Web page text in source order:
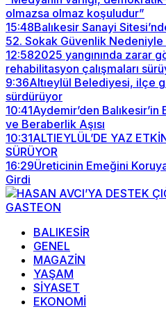
olmazsa olmaz koşuludur”
15:48Balıkesir Sanayi
52. Sokak Güvenlik Nedeniyle
12:582025 yangınında zarar
rehabilitasyon çalışmaları
9:36Altıeylül Belediyesi, ilçe
sürdürüyor
10:41Aydemir’den
ve Beraberlik Aşısı
10:31ALTIEYLÜL’DE YAZ
SÜRÜYOR
16:29Üreticinin Emeğini
Girdi
BALIKESİR
GENEL
MAGAZİN
YAŞAM
SİYASET
EKONOMİ